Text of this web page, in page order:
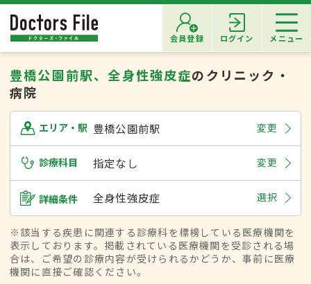
会員登録 ログイン メニュー
豊橋公園前駅、全身性強皮症のクリニック・
病院
エリア・駅 豊橋公園前駅 変更
診療科目 指定なし 変更
詳細条件 全身性強皮症 選択
※該当する疾患に関連する診療科を標榜している医療機関を
表示しております。掲載されている医療機関を受診される場
合は、ご希望の診療内容が受けられるかどうか、事前に医療
機関に直接ご確認ください。